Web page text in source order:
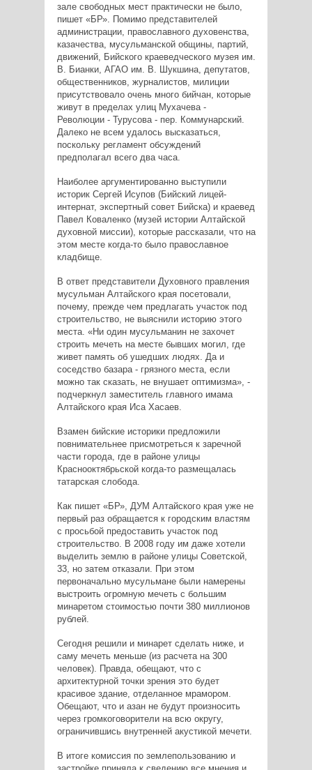
зале свободных мест практически не было,
пишет «БР». Помимо представителей
администрации, православного духовенства,
казачества, мусульманской общины, партий,
движений, Бийского краеведческого музея им.
В. Бианки, АГАО им. В. Шукшина, депутатов,
общественников, журналистов, милиции
присутствовало очень много бийчан, которые
живут в пределах улиц Мухачева -
Революции - Турусова - пер. Коммунарский.
Далеко не всем удалось высказаться,
поскольку регламент обсуждений
предполагал всего два часа.
Наиболее аргументированно выступили
историк Сергей Исупов (Бийский лицей-
интернат, экспертный совет Бийска) и краевед
Павел Коваленко (музей истории Алтайской
духовной миссии), которые рассказали, что на
этом месте когда-то было православное
кладбище.
В ответ представители Духовного правления
мусульман Алтайского края посетовали,
почему, прежде чем предлагать участок под
строительство, не выяснили историю этого
места. «Ни один мусульманин не захочет
строить мечеть на месте бывших могил, где
живет память об ушедших людях. Да и
соседство базара - грязного места, если
можно так сказать, не внушает оптимизма», -
подчеркнул заместитель главного имама
Алтайского края Иса Хасаев.
Взамен бийские историки предложили
повнимательнее присмотреться к заречной
части города, где в районе улицы
Краснооктябрьской когда-то размещалась
татарская слобода.
Как пишет «БР», ДУМ Алтайского края уже не
первый раз обращается к городским властям
с просьбой предоставить участок под
строительство. В 2008 году им даже хотели
выделить землю в районе улицы Советской,
33, но затем отказали. При этом
первоначально мусульмане были намерены
выстроить огромную мечеть с большим
минаретом стоимостью почти 380 миллионов
рублей.
Сегодня решили и минарет сделать ниже, и
саму мечеть меньше (из расчета на 300
человек). Правда, обещают, что с
архитектурной точки зрения это будет
красивое здание, отделанное мрамором.
Обещают, что и азан не будут произносить
через громкоговорители на всю округу,
ограничившись внутренней акустикой мечети.
В итоге комиссия по землепользованию и